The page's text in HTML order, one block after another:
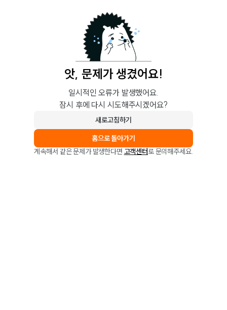
앗, 문제가 생겼어요!
일시적인 오류가 발생했어요.
잠시 후에 다시 시도해주시겠어요?
새로고침하기
홈으로 돌아가기
계속해서 같은 문제가 발생한다면 고객센터로 문의해주세요.